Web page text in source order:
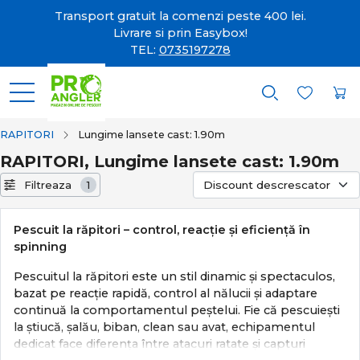
Transport gratuit la comenzi peste 400 lei.
Livrare si prin Easybox!
TEL: 0735197278
RAPITORI Lungime lansete cast: 1.90m
RAPITORI, Lungime lansete cast: 1.90m
Filtreaza 1
Pescuit la răpitori – control, reacție și eficiență în
spinning
Pescuitul la răpitori este un stil dinamic și spectaculos,
bazat pe reacție rapidă, control al nălucii și adaptare
continuă la comportamentul peștelui. Fie că pescuiești
la știucă, șalău, biban, clean sau avat, echipamentul
dedicat face diferența între atacuri ratate și capturi